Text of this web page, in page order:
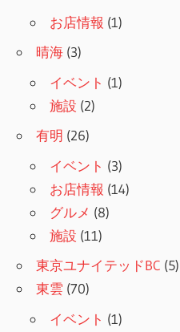
お店情報 (1)
晴海 (3)
イベント (1)
施設 (2)
有明 (26)
イベント (3)
お店情報 (14)
グルメ (8)
施設 (11)
東京ユナイテッドBC (5)
東雲 (70)
イベント (1)